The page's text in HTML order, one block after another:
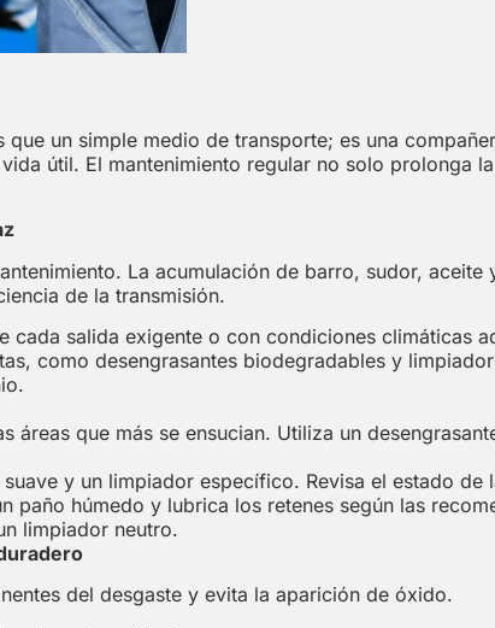
un simple medio de transporte; es una
útil. El mantenimiento regular no solo prolonga
La acumulación de barro, sudor,
de la transmisión.
cada salida exigente o con condiciones climáticas
como desengrasantes biodegradables y
áreas que más se ensucian. Utiliza un
y un limpiador específico. Revisa el estado de
paño húmedo y lubrica los retenes según las
limpiador neutro.
del desgaste y evita la aparición de óxido.